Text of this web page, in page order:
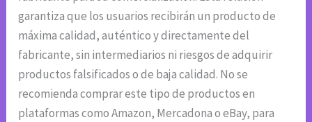
garantiza que los usuarios recibirán un producto de
máxima calidad, auténtico y directamente del
fabricante, sin intermediarios ni riesgos de adquirir
productos falsificados o de baja calidad. No se
recomienda comprar este tipo de productos en
plataformas como Amazon, Mercadona o eBay, para